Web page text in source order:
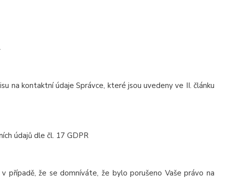
na kontaktní údaje Správce, které jsou uvedeny ve II. článku
údajů dle čl. 17 GDPR
případě, že se domníváte, že bylo porušeno Vaše právo na